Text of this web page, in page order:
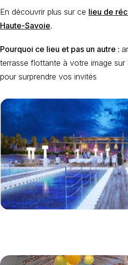
En découvrir plus sur ce lieu de
Haute-Savoie.
Pourquoi ce lieu et pas un autre :
terrasse flottante à votre image sur
pour surprendre vos invités